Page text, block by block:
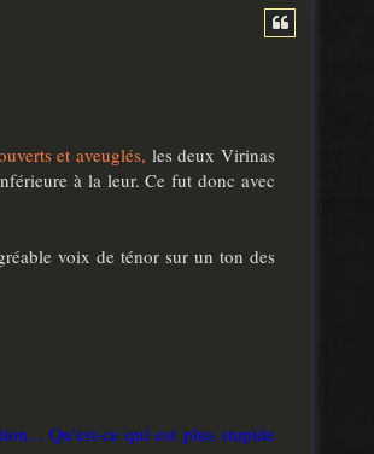
et aveuglés, les deux Virinas
à la leur. Ce fut donc avec
voix de ténor sur un ton des
Qu'est-ce qui est plus stupide